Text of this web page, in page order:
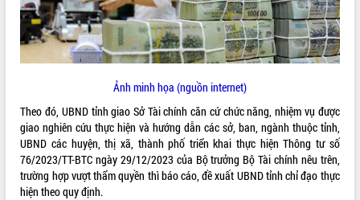
Ảnh minh họa (nguồn internet)
Theo đó, UBND tỉnh giao Sở Tài chính căn cứ chức năng, nhiệm vụ được
giao nghiên cứu thực hiện và hướng dẫn các sở, ban, ngành thuộc tỉnh,
UBND các huyện, thị xã, thành phố triển khai thực hiện Thông tư số
76/2023/TT-BTC ngày 29/12/2023 của Bộ trưởng Bộ Tài chính nêu trên,
trường hợp vượt thẩm quyền thì báo cáo, đề xuất UBND tỉnh chỉ đạo thực
hiện theo quy định.